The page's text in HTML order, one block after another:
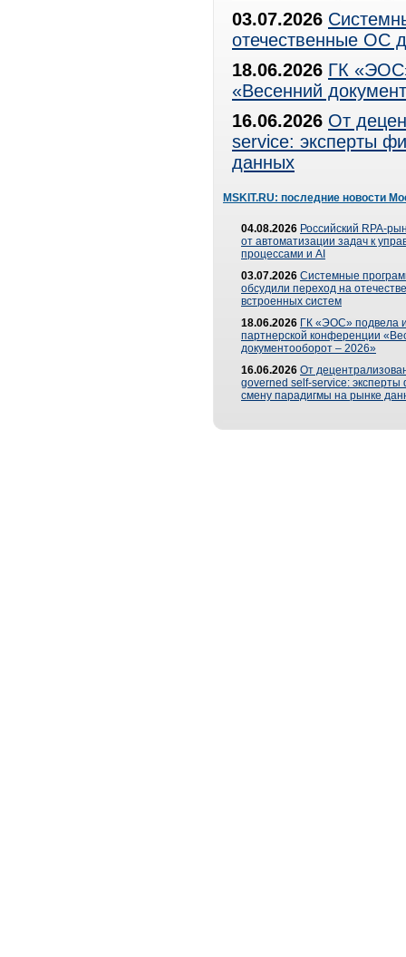
03.07.2026
отечественные ОС
18.06.2026 ГК
«Весенний
16.06.2026 От
service: эксперты
данных
MSKIT.RU: последние новости
04.08.2026 Российский RPA-
от автоматизации задач к
процессами и AI
03.07.2026 Системные
обсудили переход на
встроенных систем
18.06.2026 ГК «ЭОС» подвела
партнерской конференции
документооборот – 2026»
16.06.2026 От
governed self-service: эксперты
смену парадигмы на рынке